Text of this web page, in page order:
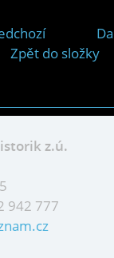
Zpět do složky
z.ú.
942 777